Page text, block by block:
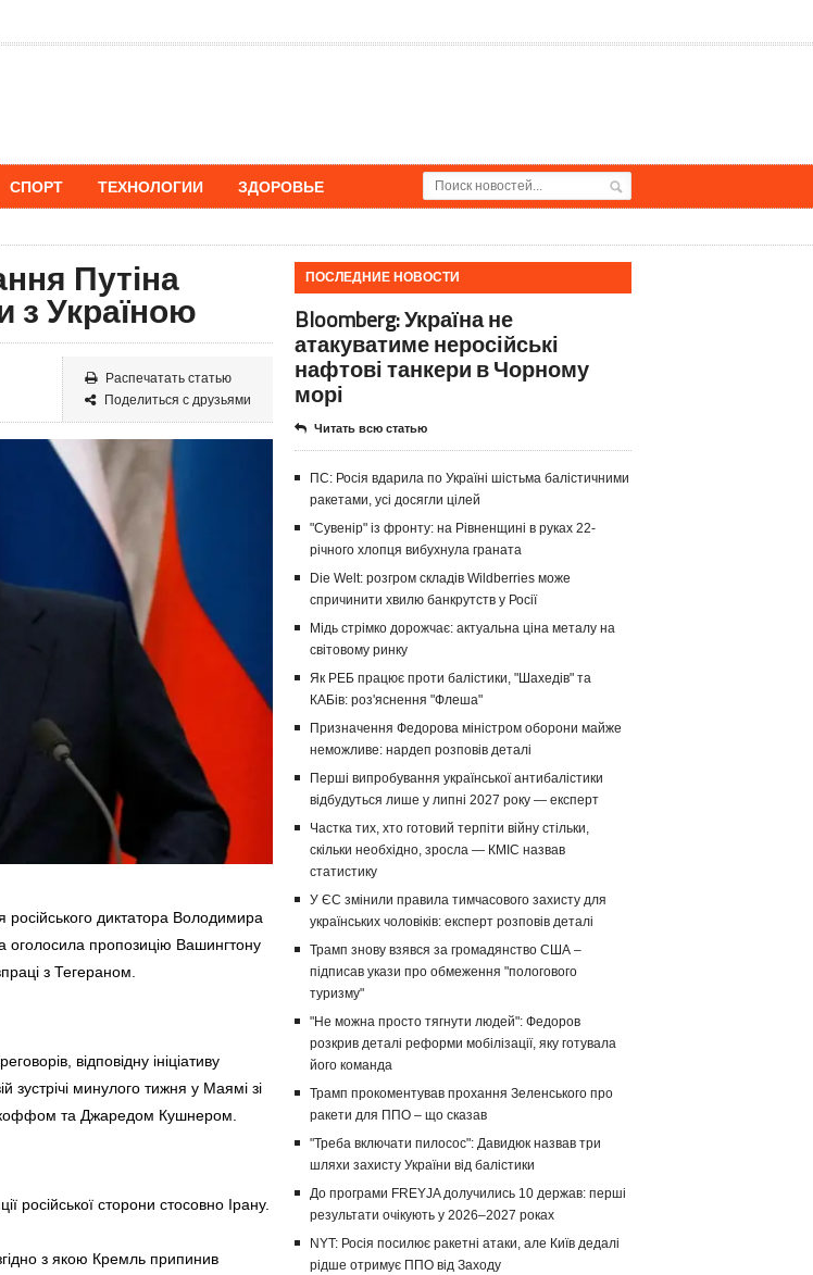
СПОРТ ТЕХНОЛОГИИ ЗДОРОВЬЕ
Путіна
з Україною
Распечатать статью
Поделиться с друзьями
російського диктатора Володимира
оголосила пропозицію Вашингтону
з Тегераном.
відповідну ініціативу
минулого тижня у Маямі зі
та Джаредом Кушнером.
російської сторони стосовно Ірану.
з якою Кремль припинив
ПОСЛЕДНИЕ НОВОСТИ
Bloomberg: Україна не
атакуватиме неросійські
нафтові танкери в Чорному
морі
Читать всю статью
ПС: Росія вдарила по Україні шістьма балістичними
ракетами, усі досягли цілей
"Сувенір" із фронту: на Рівненщині в руках 22-
річного хлопця вибухнула граната
Die Welt: розгром складів Wildberries може
спричинити хвилю банкрутств у Росії
Мідь стрімко дорожчає: актуальна ціна металу на
світовому ринку
Як РЕБ працює проти балістики, "Шахедів" та
КАБів: роз'яснення "Флеша"
Призначення Федорова міністром оборони майже
неможливе: нардеп розповів деталі
Перші випробування української антибалістики
відбудуться лише у липні 2027 року — експерт
Частка тих, хто готовий терпіти війну стільки,
скільки необхідно, зросла — КМІС назвав
статистику
У ЄС змінили правила тимчасового захисту для
українських чоловіків: експерт розповів деталі
Трамп знову взявся за громадянство США –
підписав укази про обмеження "пологового
туризму"
"Не можна просто тягнути людей": Федоров
розкрив деталі реформи мобілізації, яку готувала
його команда
Трамп прокоментував прохання Зеленського про
ракети для ППО – що сказав
"Треба включати пилосос": Давидюк назвав три
шляхи захисту України від балістики
До програми FREYJA долучились 10 держав: перші
результати очікують у 2026–2027 роках
NYT: Росія посилює ракетні атаки, але Київ дедалі
рідше отримує ППО від Заходу